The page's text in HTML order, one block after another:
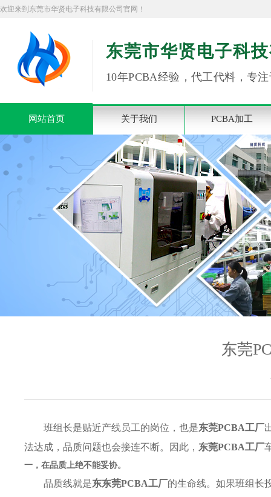
欢迎来到东莞市华贤电子科技有限公司官网！
东莞市华贤电子科
10年PCBA经验，代工代料，专
网站首页 关于我们 PCBA加工
东莞
班组长是贴近产线员工的岗位，也是东莞PCBA工厂
法达成，品质问题也会接连不断。因此， 东莞PCBA工厂
一，在品质上绝不能妥协。
品质线就是东东莞PCBA工厂的生命线。如果班组长